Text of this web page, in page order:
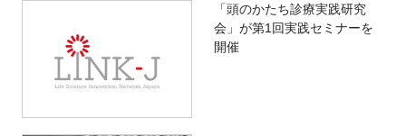
「頭のかたち診療実践研究
会」が第1回実践セミナーを
開催